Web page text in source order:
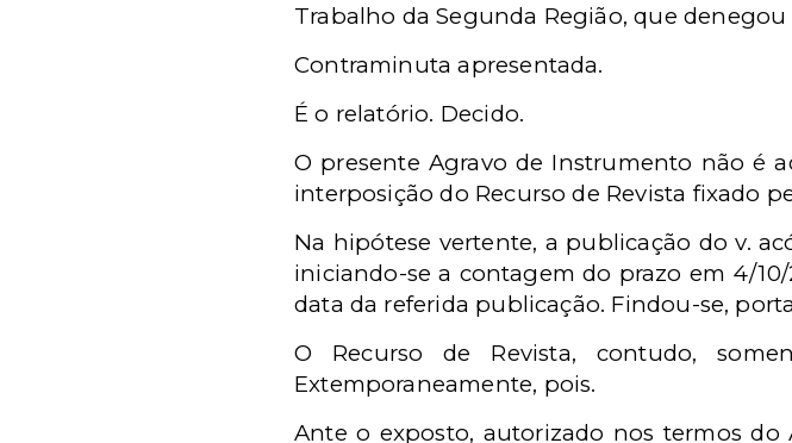
Trabalho da Segunda Região, que
Contraminuta apresentada.
É o relatório. Decido.
O presente Agravo de Instrumento não é
interposição do Recurso de Revista fixado
Na hipótese vertente, a publicação do v.
iniciando-se a contagem do prazo em 4/
data da referida publicação. Findou-se,
O Recurso de Revista, contudo,
Extemporaneamente, pois.
Ante o exposto, autorizado nos termos do